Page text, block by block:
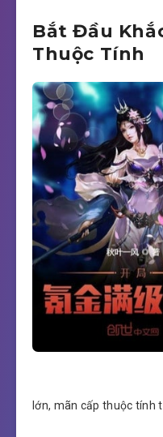
Bắt Đầu
Thuộc Tính
lớn, mãn cấp thuộc tính